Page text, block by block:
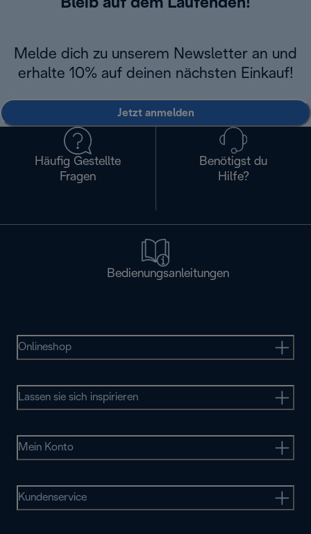
Bleib auf dem Laufenden!
Melde dich zu unserem Newsletter an und
erhalte 10% auf deinen nächsten Einkauf!
Jetzt anmelden
Häufig Gestellte
Fragen
Benötigst du
Hilfe?
Bedienungsanleitungen
Onlineshop
Lassen sie sich inspirieren
Mein Konto
Kundenservice